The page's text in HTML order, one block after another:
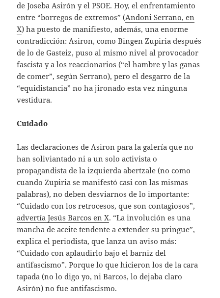
de Joseba Asirón y el PSOE. Hoy, el enfrentamiento
entre “borregos de extremos” (Andoni Serrano, en
X) ha puesto de manifiesto, además, una enorme
contradicción: Asiron, como Bingen Zupiria después
de lo de Gasteiz, puso al mismo nivel al provocador
fascista y a los reaccionarios (“el hambre y las ganas
de comer”, según Serrano), pero el desgarro de la
“equidistancia” no ha jironado esta vez ninguna
vestidura.
Cuidado
Las declaraciones de Asiron para la galería que no
han soliviantado ni a un solo activista o
propagandista de la izquierda abertzale (no como
cuando Zupiria se manifestó casi con las mismas
palabras), no deben desviarnos de lo importante:
“Cuidado con los retrocesos, que son contagiosos”,
advertía Jesús Barcos en X. “La involución es una
mancha de aceite tendente a extender su pringue”,
explica el periodista, que lanza un aviso más:
“Cuidado con aplaudirlo bajo el barniz del
antifascismo”. Porque lo que hicieron los de la cara
tapada (no lo digo yo, ni Barcos, lo dejaba claro
Asirón) no fue antifascismo.